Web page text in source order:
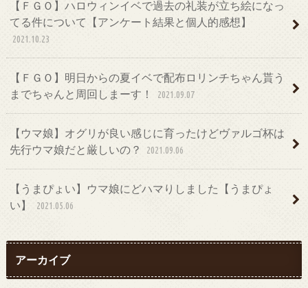
【ＦＧＯ】ハロウィンイベで過去の礼装が立ち絵になっ
てる件について【アンケート結果と個人的感想】
2021.10.23
【ＦＧＯ】明日からの夏イベで配布ロリンチちゃん貰う
までちゃんと周回しまーす！
2021.09.07
【ウマ娘】オグリが良い感じに育ったけどヴァルゴ杯は
先行ウマ娘だと厳しいの？
2021.09.06
【うまぴょい】ウマ娘にどハマりしました【うまぴょ
い】
2021.05.06
アーカイブ